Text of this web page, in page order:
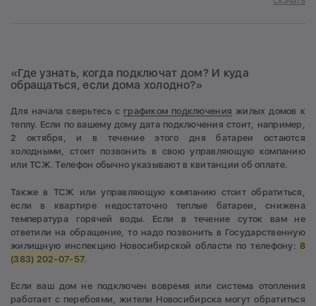
«Где узнать, когда подключат дом? И куда
обращаться, если дома холодно?»
Для начала сверьтесь с графиком подключения жилых домов к
теплу. Если по вашему дому дата подключения стоит, например,
2 октября, и в течение этого дня батареи остаются
холодными, стоит позвонить в свою управляющую компанию
или ТСЖ. Телефон обычно указывают в квитанции об оплате.
Также в ТСЖ или управляющую компанию стоит обратиться,
если в квартире недостаточно теплые батареи, снижена
температура горячей воды. Если в течение суток вам не
ответили на обращение, то надо позвонить в Государственную
жилищную инспекцию Новосибирской области по телефону: 8
(383) 202-07-57.
Если ваш дом не подключен вовремя или система отопления
работает с перебоями, жители Новосибирска могут обратиться